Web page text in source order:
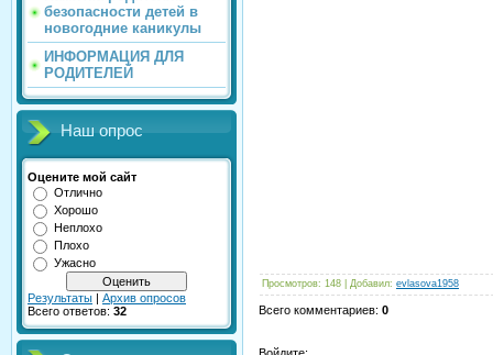
безопасности детей в
новогодние каникулы
ИНФОРМАЦИЯ ДЛЯ
РОДИТЕЛЕЙ
Наш опрос
Оцените мой сайт
Отлично
Хорошо
Неплохо
Плохо
Ужасно
Результаты | Архив опросов
Всего ответов: 32
Просмотров: 148 Добавил: evlasova1958
Всего комментариев: 0